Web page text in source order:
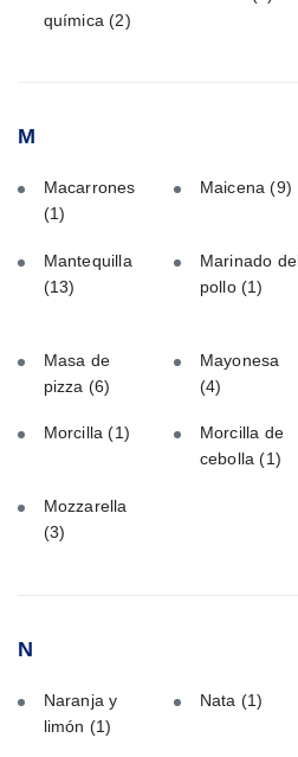
química(2)
M
Macarrones
(1)
Maicena(9)
Mantequilla
(13)
Marinado
pollo (1)
Masa de
pizza (6)
Mayonesa
(4)
Morcilla(1)
Morcilla de
cebolla(1)
Mozzarella
(3)
N
Naranja y
limón (1)
Nata (1)